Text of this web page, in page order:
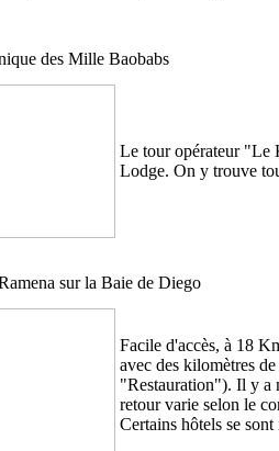
des Mille Baobabs
Le tour opérateur "Le
Lodge. On y trouve
sur la Baie de Diego
Facile d'accès, à 18
avec des kilomètres
"Restauration"). Il y a
retour varie selon le
Certains hôtels se